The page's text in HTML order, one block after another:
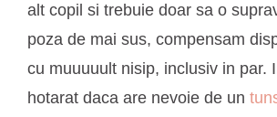
alt copil si trebuie doar sa o
poza de mai sus, compensam
cu muuuuult nisip, inclusiv in par.
hotarat daca are nevoie de un